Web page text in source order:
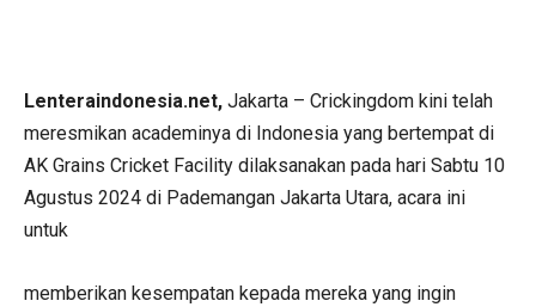
Lenteraindonesia.net, Jakarta – Crickingdom kini telah
meresmikan academinya di Indonesia yang bertempat di
AK Grains Cricket Facility dilaksanakan pada hari Sabtu 10
Agustus 2024 di Pademangan Jakarta Utara, acara ini
untuk
memberikan kesempatan kepada mereka yang ingin